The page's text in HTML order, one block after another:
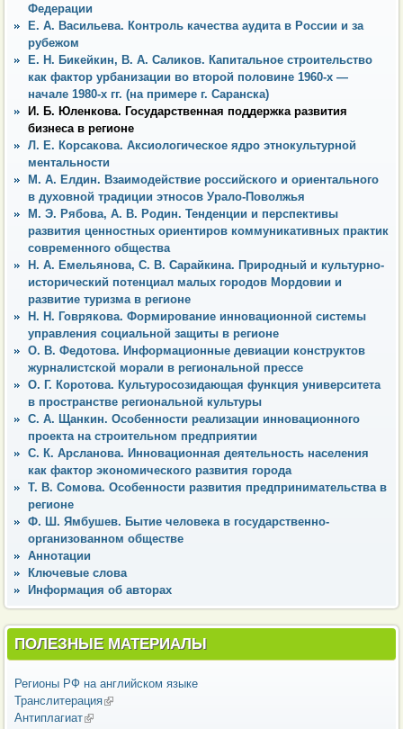
Федерации
Е. А. Васильева. Контроль качества аудита в России и за
рубежом
Е. Н. Бикейкин, В. А. Саликов. Капитальное строительство
как фактор урбанизации во второй половине 1960-х —
начале 1980-х гг. (на примере г. Саранска)
И. Б. Юленкова. Государственная поддержка развития
бизнеса в регионе
Л. Е. Корсакова. Аксиологическое ядро этнокультурной
ментальности
М. А. Елдин. Взаимодействие российского и ориентального
в духовной традиции этносов Урало-Поволжья
М. Э. Рябова, А. В. Родин. Тенденции и перспективы
развития ценностных ориентиров коммуникативных практик
современного общества
Н. А. Емельянова, С. В. Сарайкина. Природный и культурно-
исторический потенциал малых городов Мордовии и
развитие туризма в регионе
Н. Н. Говрякова. Формирование инновационной системы
управления социальной защиты в регионе
О. В. Федотова. Информационные девиации конструктов
журналистской морали в региональной прессе
О. Г. Коротова. Культуросозидающая функция университета
в пространстве региональной культуры
С. А. Щанкин. Особенности реализации инновационного
проекта на строительном предприятии
С. К. Арсланова. Инновационная деятельность населения
как фактор экономического развития города
Т. В. Сомова. Особенности развития предпринимательства в
регионе
Ф. Ш. Ямбушев. Бытие человека в государственно-
организованном обществе
Аннотации
Ключевые слова
Информация об авторах
ПОЛЕЗНЫЕ МАТЕРИАЛЫ
Регионы РФ на английском языке
Транслитерация(внешняя ссылка)
Антиплагиат(внешняя ссылка)